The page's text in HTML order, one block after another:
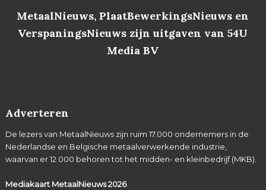
MetaalNieuws, PlaatBewerkingsNieuws en
VerspaningsNieuws zijn uitgaven van 54U
Media BV
Adverteren
De lezers van MetaalNieuws zijn ruim 17.000 ondernemers in de
Nederlandse en Belgische metaalverwerkende industrie,
waarvan er 12.000 behoren tot het midden- en kleinbedrijf (MKB).
Mediakaart MetaalNieuws2026